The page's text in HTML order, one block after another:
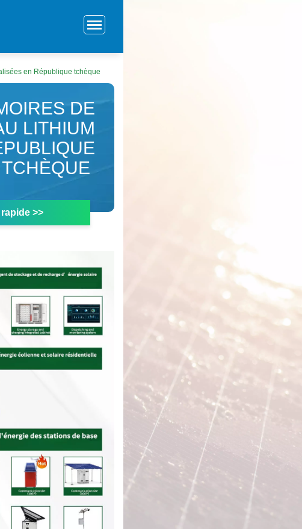
en République tchèque
DE
LITHIUM
TCHÈQUE
>>